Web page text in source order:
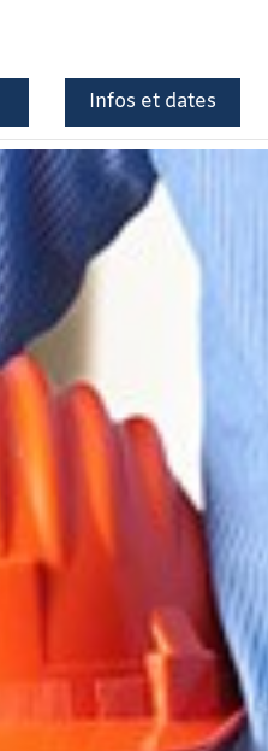
Infos et dates